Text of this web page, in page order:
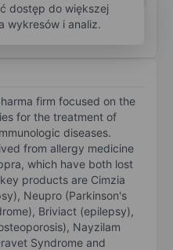
dostęp do większej
wykresów i analiz.
firm focused on the
for the treatment of
diseases.
from allergy medicine
which have both lost
products are Cimzia
Neupro (Parkinson's
Briviact (epilepsy),
Nayzilam
Syndrome and